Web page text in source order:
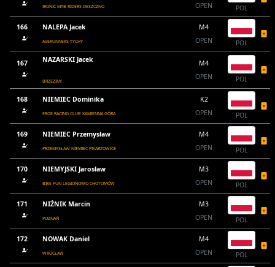
IRONIC MTB RIDERS DESZCZNO
OPEN
POL
166 NALEPA Jacek
AVERUNNERS TYCHY
M4
OPEN
POL
167 NAZARSKI Jacek
BRZEZINY
M4
OPEN
POL
168 NIEMIEC Dominika
EROE RACING CLUB KAMIENNA GÓRA
K2
OPEN
POL
169 NIEMIEC Przemysław
PRZEMYSŁAW NIEMIEC PISARZOWICE
M4
OPEN
POL
170 NIEMYJSKI Jarosław
BIKE FUN LEGIONOWO CHOTOMÓW
M3
OPEN
POL
171 NIŻNIK Marcin
POZNAŃ
M3
OPEN
POL
172 NOWAK Daniel
WROCŁAW
M4
OPEN
POL